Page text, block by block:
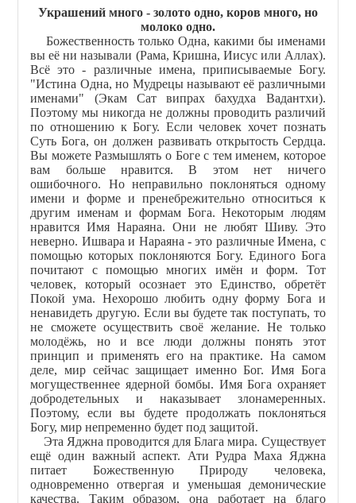
Украшений много - золото одно, коров много, но
молоко одно.
Божественность только Одна, какими бы именами
вы её ни называли (Рама, Кришна, Иисус или Аллах).
Всё это - различные имена, приписываемые Богу.
"Истина Одна, но Мудрецы называют её различными
именами" (Экам Сат випрах бахудха Вадантхи).
Поэтому мы никогда не должны проводить различий
по отношению к Богу. Если человек хочет познать
Суть Бога, он должен развивать открытость Сердца.
Вы можете Размышлять о Боге с тем именем, которое
вам больше нравится. В этом нет ничего
ошибочного. Но неправильно поклоняться одному
имени и форме и пренебрежительно относиться к
другим именам и формам Бога. Некоторым людям
нравится Имя Нараяна. Они не любят Шиву. Это
неверно. Ишвара и Нараяна - это различные Имена, с
помощью которых поклоняются Богу. Единого Бога
почитают с помощью многих имён и форм. Тот
человек, который осознает это Единство, обретёт
Покой ума. Нехорошо любить одну форму Бога и
ненавидеть другую. Если вы будете так поступать, то
не сможете осуществить своё желание. Не только
молодёжь, но и все люди должны понять этот
принцип и применять его на практике. На самом
деле, мир сейчас защищает именно Бог. Имя Бога
могущественнее ядерной бомбы. Имя Бога охраняет
добродетельных и наказывает злонамеренных.
Поэтому, если вы будете продолжать поклоняться
Богу, мир непременно будет под защитой.
Эта Яджна проводится для Блага мира. Существует
ещё один важный аспект. Ати Рудра Маха Яджна
питает Божественную Природу человека,
одновременно отвергая и уменьшая демонические
качества. Таким образом, она работает на благо